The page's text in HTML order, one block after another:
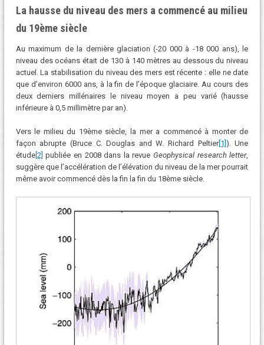
La hausse du niveau des mers a commencé au milieu
du 19ème siècle
Au maximum de la dernière glaciation (-20 000 à -18 000 ans), le
niveau des océans était de 130 à 140 mètres au dessous du niveau
actuel. La stabilisation du niveau des mers est récente : elle ne date
que d’environ 6000 ans, à la fin de l’époque glaciaire. Au cours des
deux derniers millénaires le niveau moyen a peu varié (hausse
inférieure à 0,5 millimètre par an).
Vers le milieu du 19ème siècle, la mer a commencé à monter de
façon abrupte (Bruce C. Douglas and W. Richard Peltier[1]). Une
étude[2] publiée en 2008 dans la revueGeophysical research letter,
suggère que l’accélération de l’élévation du niveau de la mer pourrait
même avoir commencé dès la fin la fin du 18ème siècle.